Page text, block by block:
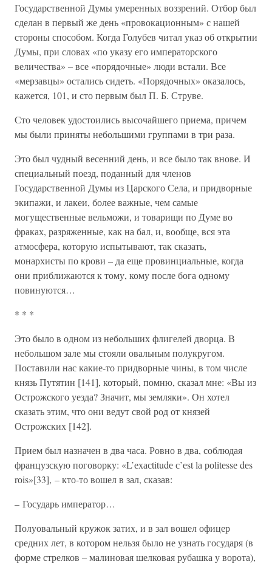
Государственной Думы умеренных воззрений. Отбор был
сделан в первый же день «провокационным» с нашей
стороны способом. Когда Голубев читал указ об открытии
Думы, при словах «по указу его императорского
величества» – все «порядочные» люди встали. Все
«мерзавцы» остались сидеть. «Порядочных» оказалось,
кажется, 101, и сто первым был П. Б. Струве.
Сто человек удостоились высочайшего приема, причем
мы были приняты небольшими группами в три раза.
Это был чудный весенний день, и все было так внове. И
специальный поезд, поданный для членов
Государственной Думы из Царского Села, и придворные
экипажи, и лакеи, более важные, чем самые
могущественные вельможи, и товарищи по Думе во
фраках, разряженные, как на бал, и, вообще, вся эта
атмосфера, которую испытывают, так сказать,
монархисты по крови – да еще провинциальные, когда
они приближаются к тому, кому после бога одному
повинуются…
* * *
Это было в одном из небольших флигелей дворца. В
небольшом зале мы стояли овальным полукругом.
Поставили нас какие-то придворные чины, в том числе
князь Путятин [141], который, помню, сказал мне: «Вы из
Острожского уезда? Значит, мы земляки». Он хотел
сказать этим, что они ведут свой род от князей
Острожских [142].
Прием был назначен в два часа. Ровно в два, соблюдая
французскую поговорку: «L’ехасtitudе с’еst lа роlitеssе dеs
rоis»[33], – кто-то вошел в зал, сказав:
– Государь император…
Полуовальный кружок затих, и в зал вошел офицер
средних лет, в котором нельзя было не узнать государя (в
форме стрелков – малиновая шелковая рубашка у ворота),